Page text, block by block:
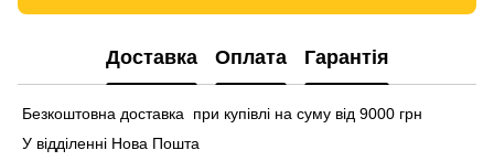
Доставка Оплата Гарантія
Безкоштовна доставка при купівлі на суму від 9000 грн
У відділенні Нова Пошта